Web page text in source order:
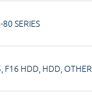
SERIES
, F16 HDD, HDD, OTHER